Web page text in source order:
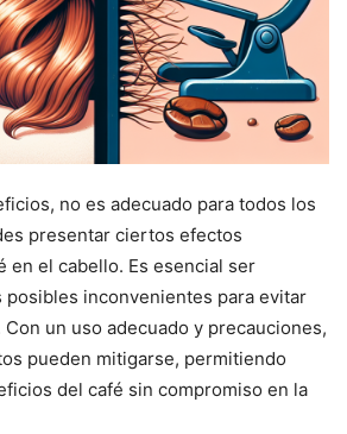
no es adecuado para todos los
presentar ciertos efectos
en el cabello. Es esencial ser
inconvenientes para evitar
un uso adecuado y precauciones,
pueden mitigarse, permitiendo
del café sin compromiso en la